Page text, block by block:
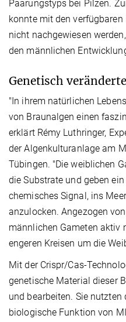
Paarungstyps bei Pilzen.
konnte mit den
nicht nachgewiesen
den männlichen
Genetisch
"In ihrem natürlichen
von Braunalgen einen
erklärt Rémy Luthringer,
der Algenkulturanlage am
Tübingen. "Die weiblichen
die Substrate und geben
chemisches Signal, ins
anzulocken. Angezogen
männlichen Gameten aktiv
engeren Kreisen um die
Mit der Crispr/Cas-
genetische Material dieser
und bearbeiten. Sie nutzten
biologische Funktion von